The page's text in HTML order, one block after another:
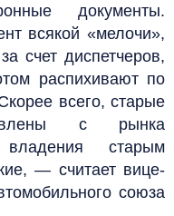
документы.
всякой «мелочи»,
счет диспетчеров,
распихивают по
всего, старые
с рынка
владения старым
— считает вице-
союза